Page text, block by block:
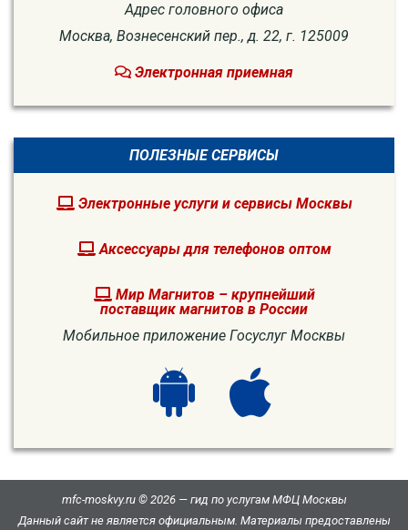
Адрес головного офиса
Москва, Вознесенский пер., д. 22, г. 125009
Электронная приемная
ПОЛЕЗНЫЕ СЕРВИСЫ
Электронные услуги и сервисы Москвы
Аксессуары для телефонов оптом
Мир Магнитов – крупнейший
поставщик магнитов в России
Мобильное приложение Госуслуг Москвы
mfc-moskvy.ru © 2026 — гид по услугам МФЦ Москвы
Данный сайт не является официальным. Материалы предоставлены